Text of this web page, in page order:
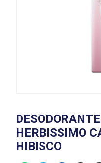
HERBISSIMO
HIBISCO